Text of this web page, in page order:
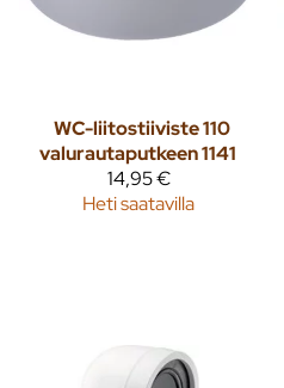
WC-liitostiiviste 110
valurautaputkeen 1141
14,95 €
Heti saatavilla